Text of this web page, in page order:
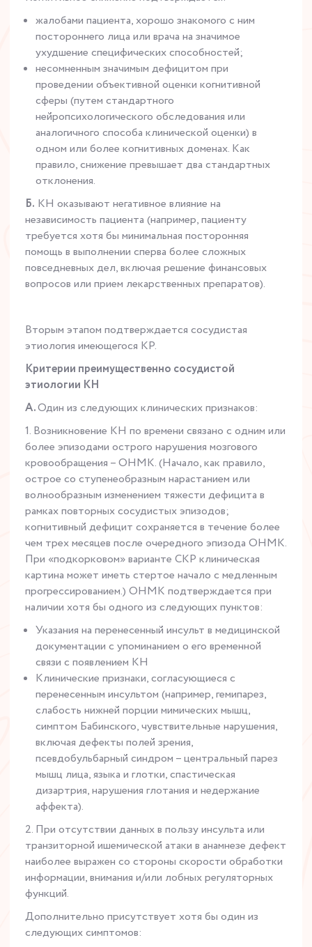
жалобами пациента, хорошо знакомого с ним
постороннего лица или врача на значимое
ухудшение специфических способностей;
несомненным значимым дефицитом при
проведении объективной оценки когнитивной
сферы (путем стандартного
нейропсихологического обследования или
аналогичного способа клинической оценки) в
одном или более когнитивных доменах. Как
правило, снижение превышает два стандартных
отклонения.
Б. КН оказывают негативное влияние на
независимость пациента (например, пациенту
требуется хотя бы минимальная посторонняя
помощь в выполнении сперва более сложных
повседневных дел, включая решение финансовых
вопросов или прием лекарственных препаратов).
Вторым этапом подтверждается сосудистая
этиология имеющегося КР.
Критерии преимущественно сосудистой
этиологии КН
A.Один из следующих клинических признаков:
1. Возникновение КН по времени связано с одним или
более эпизодами острого нарушения мозгового
кровообращения – ОНМК. (Начало, как правило,
острое со ступенеобразным нарастанием или
волнообразным изменением тяжести дефицита в
рамках повторных сосудистых эпизодов;
когнитивный дефицит сохраняется в течение более
чем трех месяцев после очередного эпизода ОНМК.
При «подкорковом» варианте СКР клиническая
картина может иметь стертое начало с медленным
прогрессированием.) ОНМК подтверждается при
наличии хотя бы одного из следующих пунктов:
Указания на перенесенный инсульт в медицинской
документации с упоминанием о его временной
связи с появлением КН
Клинические признаки, согласующиеся с
перенесенным инсультом (например, гемипарез,
слабость нижней порции мимических мышц,
симптом Бабинского, чувствительные нарушения,
включая дефекты полей зрения,
псевдобульбарный синдром – центральный парез
мышц лица, языка и глотки, спастическая
дизартрия, нарушения глотания и недержание
аффекта).
2. При отсутствии данных в пользу инсульта или
транзиторной ишемической атаки в анамнезе дефект
наиболее выражен со стороны скорости обработки
информации, внимания и/или лобных регуляторных
функций.
Дополнительно присутствует хотя бы один из
следующих симптомов: